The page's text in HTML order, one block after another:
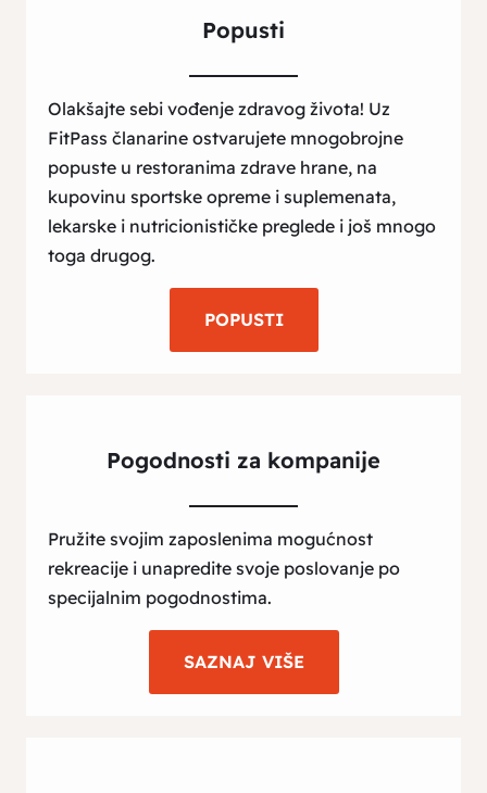
Popusti
Olakšajte sebi vođenje zdravog života! Uz
FitPass članarine ostvarujete mnogobrojne
popuste u restoranima zdrave hrane, na
kupovinu sportske opreme i suplemenata,
lekarske i nutricionističke preglede i još mnogo
toga drugog.
POPUSTI
Pogodnosti za kompanije
Pružite svojim zaposlenima mogućnost
rekreacije i unapredite svoje poslovanje po
specijalnim pogodnostima.
SAZNAJ VIŠE